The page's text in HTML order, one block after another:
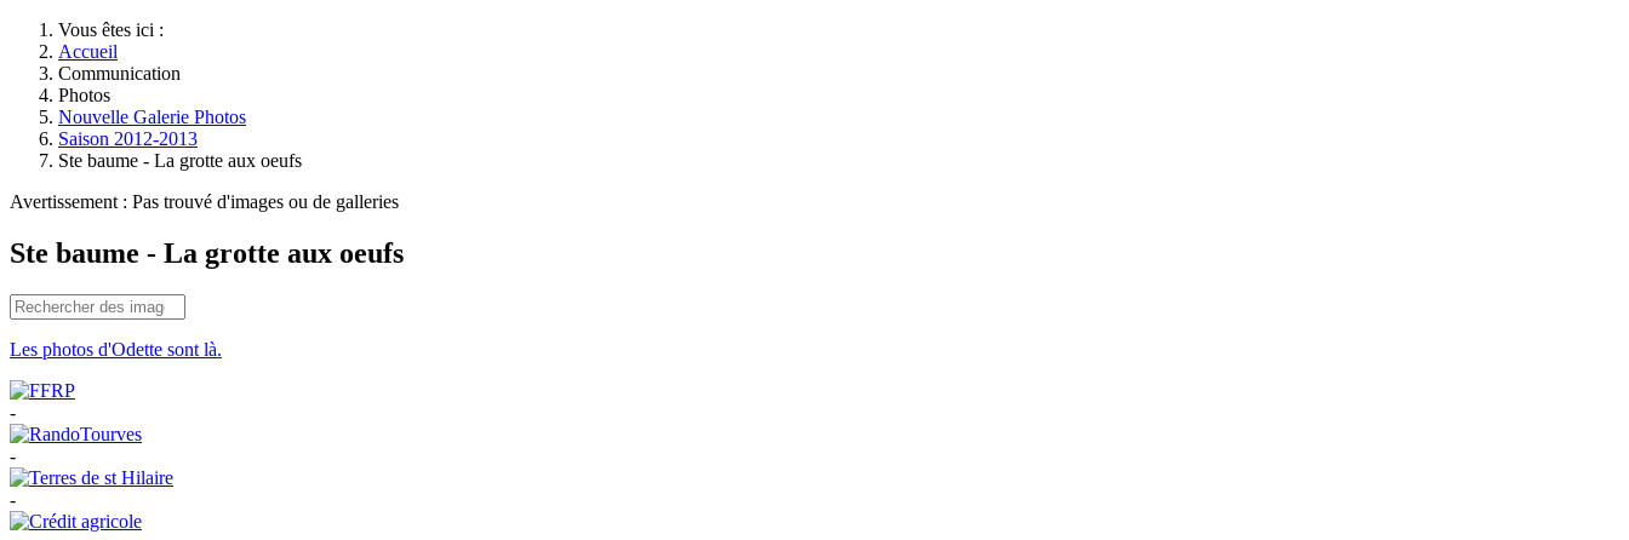
Vous êtes ici :
Accueil
Communication
Photos
Nouvelle Galerie Photos
Saison 2012-2013
Ste baume - La grotte aux oeufs
Avertissement : Pas trouvé d'images ou de galleries
Ste baume - La grotte aux oeufs
Les photos d'Odette sont là.
-
-
-